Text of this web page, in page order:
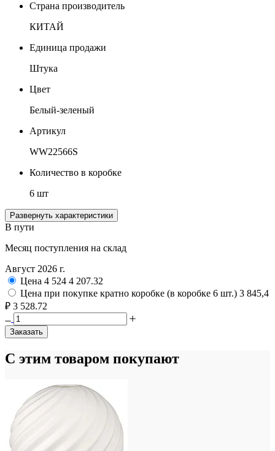
Страна производитель
КИТАЙ
Единица продажи
Штука
Цвет
Белый-зеленый
Артикул
WW22566S
Количество в коробке
6 шт
Развернуть характеристики
В пути
Месяц поступления на склад
Август 2026 г.
Цена 4 524 4 207.32
Цена при покупке кратно коробке (в коробке 6 шт.) 3 845,4
₽ 3 528.72
Заказать
С этим товаром покупают